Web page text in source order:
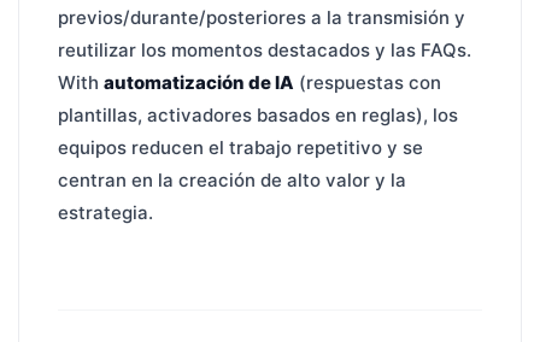
previos/durante/posteriores a la transmisión y
reutilizar los momentos destacados y las FAQs.
With automatización de IA (respuestas con
plantillas, activadores basados en reglas), los
equipos reducen el trabajo repetitivo y se
centran en la creación de alto valor y la
estrategia.